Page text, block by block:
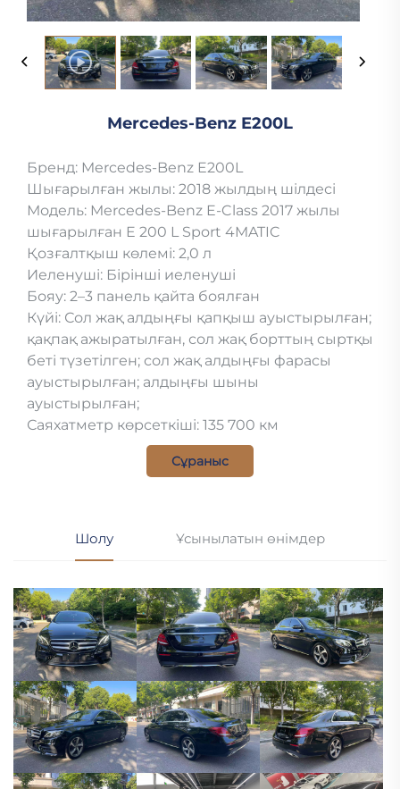
Mercedes-Benz E200L
Бренд: Mercedes-Benz E200L
Шығарылған жылы: 2018 жылдың шілдесі
Модель: Mercedes-Benz E-Class 2017 жылы
шығарылған E 200 L Sport 4MATIC
Қозғалтқыш көлемі: 2,0 л
Иеленуші: Бірінші иеленуші
Бояу: 2–3 панель қайта боялған
Күйі: Сол жақ алдыңғы қапқыш ауыстырылған;
қақпақ ажыратылған, сол жақ борттың сыртқы
беті түзетілген; сол жақ алдыңғы фарасы
ауыстырылған; алдыңғы шыны
ауыстырылған;
Саяхатметр көрсеткіші: 135 700 км
Сұраныс
Шолу Ұсынылатын өнімдер